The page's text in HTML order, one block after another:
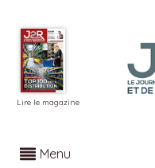
Lire le magazine
Menu